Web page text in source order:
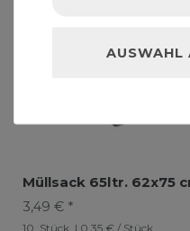
Müllsack 65ltr. 62x75
3,49 € *
10 Stück | 0,35 € / Stück
AUSWAHL